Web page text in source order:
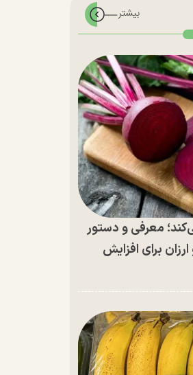
معرفی و دستور
برای افزایش